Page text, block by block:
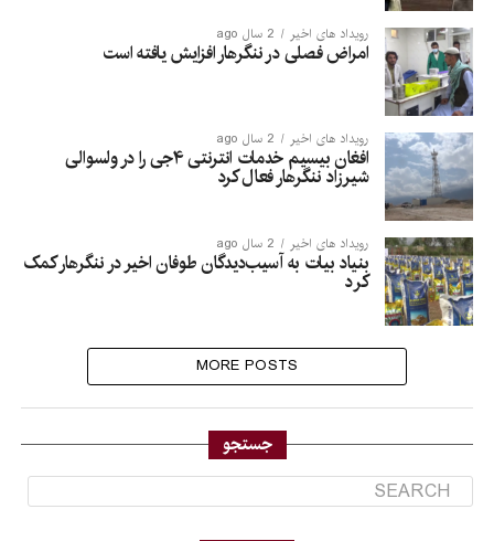
رویداد های اخیر 2 سال ago
امراض فصلی در ننگرهار افزایش یافته است
رویداد های اخیر 2 سال ago
افغان بیسیم خدمات انترنتی ۴جی را در ولسوالی
شیرزاد ننگرهار فعال کرد
رویداد های اخیر 2 سال ago
بنیاد بیات به آسیب‌دیدگان طوفان اخیر در ننگرهار کمک
کرد
MORE POSTS
جستجو